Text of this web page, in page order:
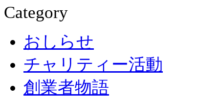
Category
おしらせ
チャリティー活動
創業者物語